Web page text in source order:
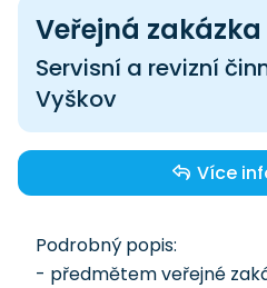
Veřejná zakázka
Servisní a revizní
Vyškov
Více
Podrobný popis:
- předmětem veřejné